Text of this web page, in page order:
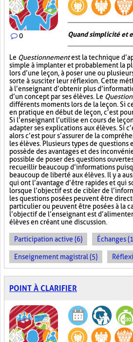
0 Quand simplicité et
Le Questionnementest la technique
simple à implanter et probablement la
lors d’une leçon, à poser une ou
sorte à susciter leur réflexion. Cette
à l’enseignant d’obtenir plus
d’un concept par ses élèves. Le
différents moments lors de la leçon. Si
en pratique en début de leçon, c’est
Si l’enseignant l’utilise en cours de
adapter ses explications aux élèves. Si
alors c’est pour s’assurer de la
les élèves. Plusieurs types de questions
possède des avantages et des
possible de poser des questions
recueillir beaucoup d’informations
beaucoup de liberté aux élèves. Il y a
qui ont l’avantage d’être rapides et qui
lorsque l’objectif est de cibler de
les questions posées peuvent être
particulier ou peuvent être posées à la
l’objectif de l’enseignant est
élèves en créant une discussion.
Participation active (6) Échanges
Enseignement magistral (5)
POINT À CLARIFIER